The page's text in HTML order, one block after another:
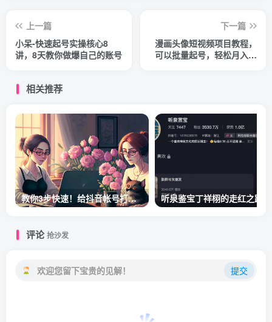
上一篇
小呆-快速起号实操核心8
讲，8天教你做爆自己的账号
下一篇
漫画头像短视频项目教程，
可以批量起号，轻松月入过
相关推荐
教你3步快速！给抖音帐号打标签！ 听泉鉴宝丁祥栩的走红之路
评论抢沙发
欢迎您留下宝贵的见解！ 提交